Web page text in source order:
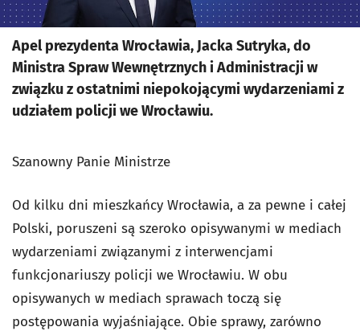
Apel prezydenta Wrocławia, Jacka Sutryka, do
Ministra Spraw Wewnętrznych i Administracji w
związku z ostatnimi niepokojącymi wydarzeniami z
udziałem policji we Wrocławiu.
Szanowny Panie Ministrze
Od kilku dni mieszkańcy Wrocławia, a za pewne i całej
Polski, poruszeni są szeroko opisywanymi w mediach
wydarzeniami związanymi z interwencjami
funkcjonariuszy policji we Wrocławiu. W obu
opisywanych w mediach sprawach toczą się
postępowania wyjaśniające. Obie sprawy, zarówno